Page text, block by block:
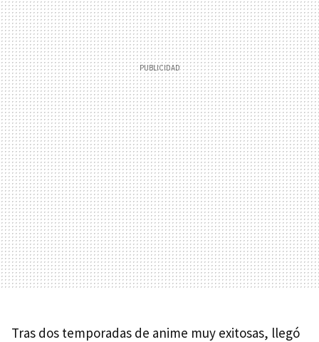
Tras dos temporadas de anime muy exitosas, llegó